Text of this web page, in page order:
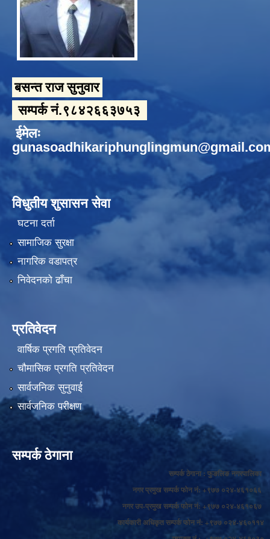
बसन्त राज सुनुवार
सम्पर्क नं.९८४२६६३७५३
ईमेलः
विधुतीय शुसासन सेवा
घटना दर्ता
सामाजिक सुरक्षा
नागरिक वडापत्र
निवेदनको ढाँचा
प्रतिवेदन
वार्षिक प्रगति प्रतिवेदन
चौमासिक प्रगति प्रतिवेदन
सार्वजनिक सुनुवाई
सार्वजनिक परीक्षण
सम्पर्क ठेगाना
सम्पर्क ठेगाना : फुङलिङ नगरपालिका
नगर प्रमुख सम्पर्क फोन नं: +९७७ ०२४-४६१०६६
नगर उप-प्रमुख सम्पर्क फोन नं: +९७७ ०२४-४६१०६७
कार्यकारी अधिकृत सम्पर्क फोन नं: +९७७ ०२४-४६०११४